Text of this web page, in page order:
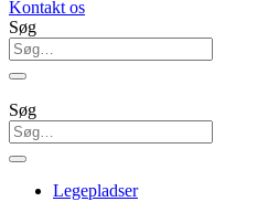
Kontakt os
Søg
Søg
Legepladser